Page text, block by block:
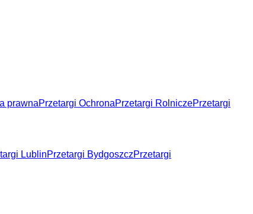
prawnaPrzetargi OchronaPrzetargi RolniczePrzetargi
LublinPrzetargi BydgoszczPrzetargi